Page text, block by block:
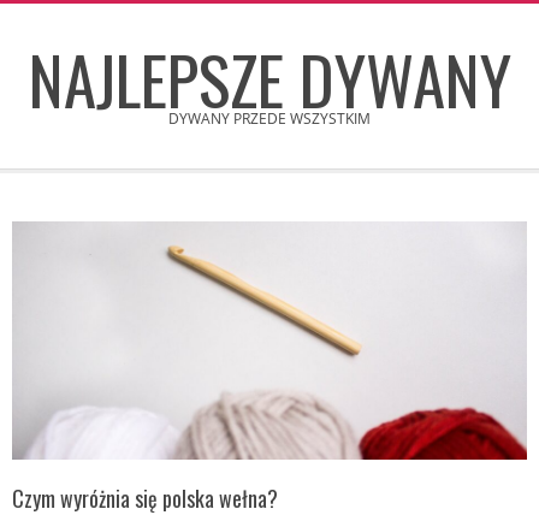
contentNAJLEPSZE DYWANY
DYWANY PRZEDE WSZYSTKIM
Czym wyróżnia się polska wełna?